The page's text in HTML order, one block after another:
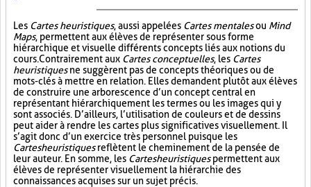
Les Cartes heuristiques, aussi appelées Cartes mentalesou Mind
Maps, permettent aux élèves de représenter sous forme
hiérarchique et visuelle différents concepts liés aux notions du
cours. Contrairement aux Cartes conceptuelles, les Cartes
heuristiquesne suggèrent pas de concepts théoriques ou de
mots-clés à mettre en relation. Elles demandent plutôt aux élèves
de construire une arborescence d’un concept central en
représentant hiérarchiquement les termes ou les images qui y
sont associés. D’ailleurs, l’utilisation de couleurs et de dessins
peut aider à rendre les cartes plus significatives visuellement. Il
s’agit donc d’un exercice très personnel puisque les
Cartes heuristiquesreflètent le cheminement de la pensée de
leur auteur. En somme, les Cartes heuristiquespermettent aux
élèves de représenter visuellement la hiérarchie des
connaissances acquises sur un sujet précis.